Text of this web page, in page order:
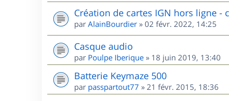
Création de cartes IGN hors ligne -
par AlainBourdier » 02 févr. 2022, 14:25
Casque audio
par Poulpe Iberique » 18 juin 2019, 13:40
Batterie Keymaze 500
par passpartout77 » 21 févr. 2015, 18:36